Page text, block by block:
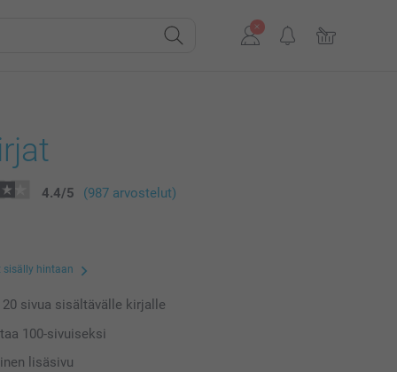
4.4/5 (987 arvostelut)
hintaan
20 sivua sisältävälle kirjalle
100-sivuiseksi
lisäsivu